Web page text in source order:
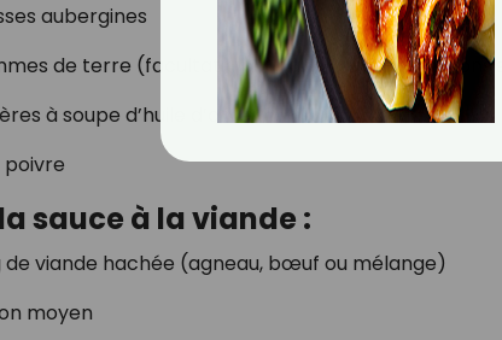
aubergines
de terre (facultatif, pour une version plus
à soupe d’huile d’olive
poivre
sauce à la viande :
de viande hachée (agneau, bœuf ou mélange)
moyen